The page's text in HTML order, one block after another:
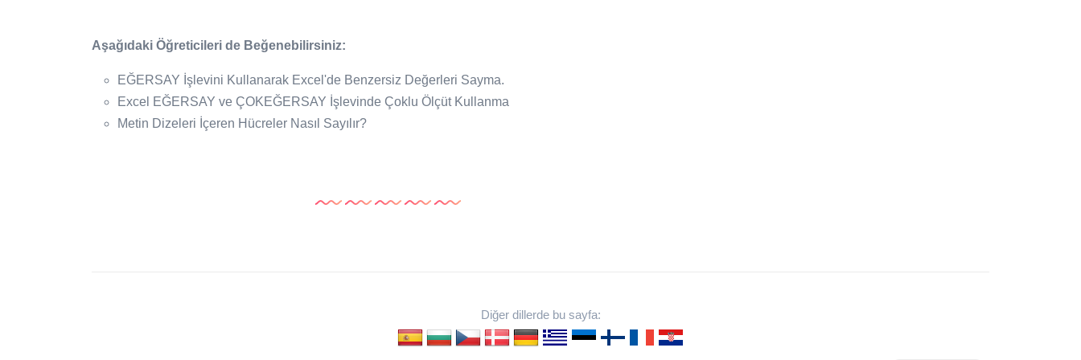
Aşağıdaki Öğreticileri de Beğenebilirsiniz:
EĞERSAY İşlevini Kullanarak Excel'de Benzersiz Değerleri Sayma.
Excel EĞERSAY ve ÇOKEĞERSAY İşlevinde Çoklu Ölçüt Kullanma
Metin Dizeleri İçeren Hücreler Nasıl Sayılır?
Diğer dillerde bu sayfa: